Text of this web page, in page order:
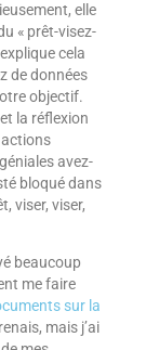
elle
« prêt-visez-
cela
de données
objectif.
la réflexion
avez-
bloqué dans
viser, viser,
beaucoup
me faire
sur la
mais j’ai